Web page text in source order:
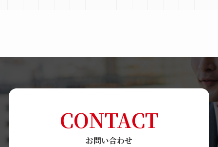
CONTACT
お問い合わせ